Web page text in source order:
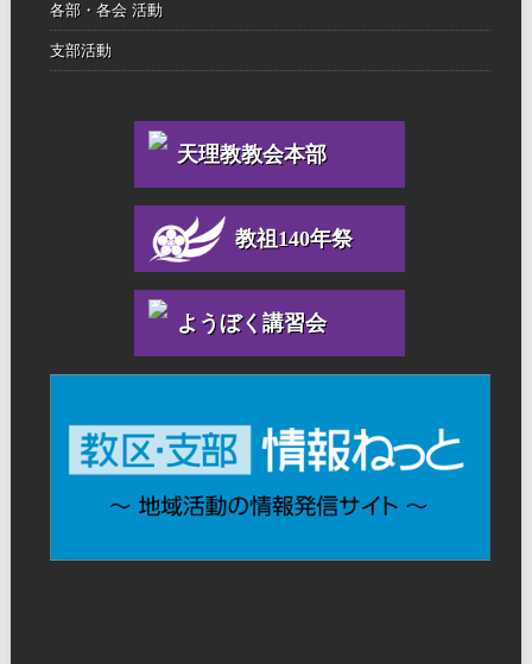
各部・各会 活動
支部活動
天理教教会本部
教祖140年祭
ようぼく講習会